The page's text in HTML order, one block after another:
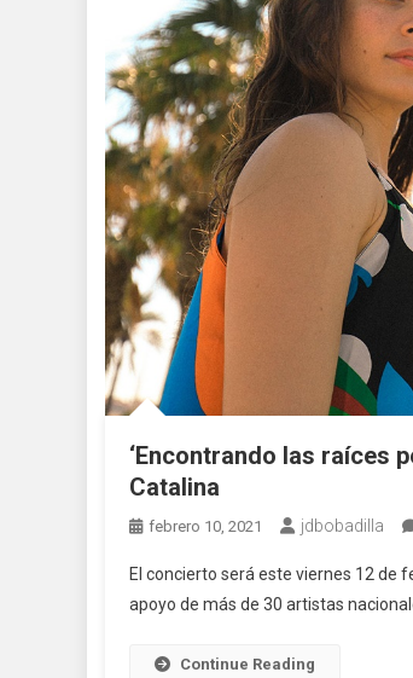
‘Encontrando las raíces
Catalina
febrero 10, 2021 jdbobadilla
El concierto será este viernes 12 de
apoyo de más de 30 artistas
Continue Reading